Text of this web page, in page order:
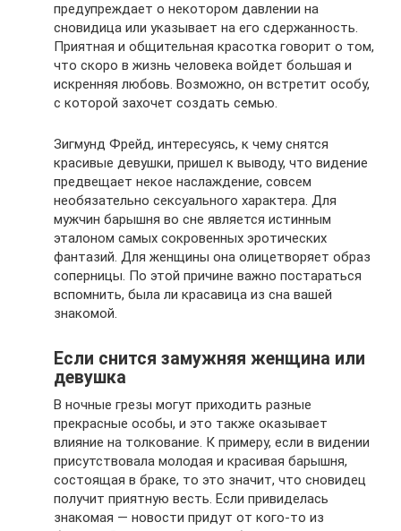
предупреждает о некотором давлении на
сновидица или указывает на его сдержанность.
Приятная и общительная красотка говорит о том,
что скоро в жизнь человека войдет большая и
искренняя любовь. Возможно, он встретит особу,
с которой захочет создать семью.
Зигмунд Фрейд, интересуясь, к чему снятся
красивые девушки, пришел к выводу, что видение
предвещает некое наслаждение, совсем
необязательно сексуального характера. Для
мужчин барышня во сне является истинным
эталоном самых сокровенных эротических
фантазий. Для женщины она олицетворяет образ
соперницы. По этой причине важно постараться
вспомнить, была ли красавица из сна вашей
знакомой.
Если снится замужняя женщина или
девушка
В ночные грезы могут приходить разные
прекрасные особы, и это также оказывает
влияние на толкование. К примеру, если в видении
присутствовала молодая и красивая барышня,
состоящая в браке, то это значит, что сновидец
получит приятную весть. Если привиделась
знакомая — новости придут от кого-то из